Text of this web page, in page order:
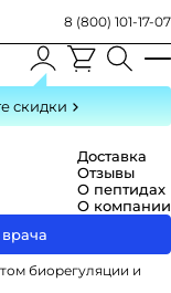
8 (800) 101-17-07
скидки
Доставка
Отзывы
О пептидах
О компании
биорегуляции и